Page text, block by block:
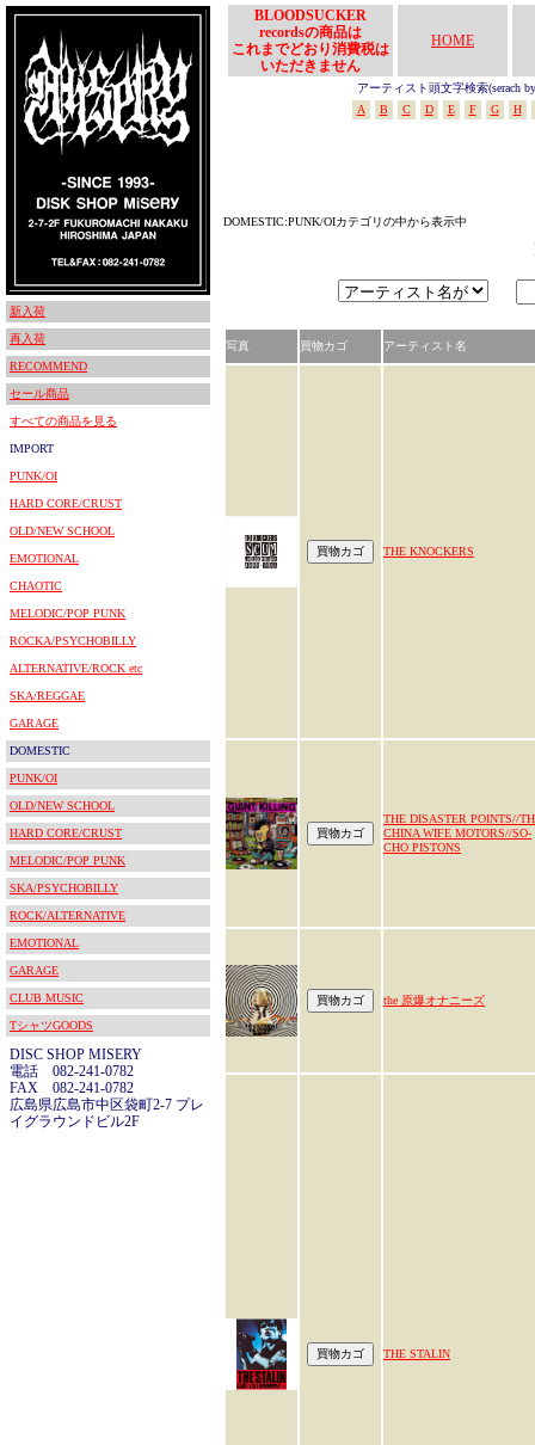
新入荷
再入荷
RECOMMEND
セール商品
すべての商品を見る
IMPORT
PUNK/OI
HARD CORE/CRUST
OLD/NEW SCHOOL
EMOTIONAL
CHAOTIC
MELODIC/POP PUNK
ROCKA/PSYCHOBILLY
ALTERNATIVE/ROCK etc
SKA/REGGAE
GARAGE
DOMESTIC
PUNK/OI
OLD/NEW SCHOOL
HARD CORE/CRUST
MELODIC/POP PUNK
SKA/PSYCHOBILLY
ROCK/ALTERNATIVE
EMOTIONAL
GARAGE
CLUB MUSIC
TシャツGOODS
DISC SHOP MISERY
電話 082-241-0782
FAX 082-241-0782
広島県広島市中区袋町2-7 プレ
イグラウンドビル2F
BLOODSUCKER
recordsの商品は
これまでどおり消費税は
いただきません
HOME
アーティスト頭文字検索(serach
A
B C D E F G H
DOMESTIC:PUNK/OIカテゴリの中から表示中
写真 買物カゴ アーティスト名
THE KNOCKERS
THE DISASTER POINTS//
CHINA WIFE MOTORS//SO-
CHO PISTONS
the 原爆オナニーズ
THE STALIN